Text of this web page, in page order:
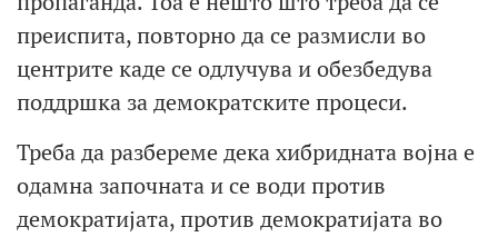
преиспита, повторно да се размисли во
центрите каде се одлучува и обезбедува
поддршка за демократските процеси.
Треба да разбереме дека хибридната војна е
одамна започната и се води против
демократијата, против демократијата во